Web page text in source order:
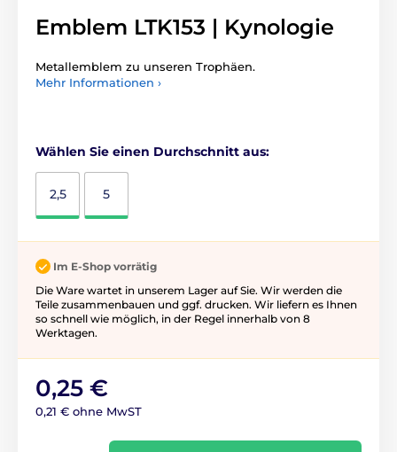
Emblem LTK153 | Kynologie
Metallemblem zu unseren Trophäen.
Mehr Informationen ›
Wählen Sie einen Durchschnitt aus:
2,5 5
Im E-Shop vorrätig
Die Ware wartet in unserem Lager auf Sie. Wir werden die
Teile zusammenbauen und ggf. drucken. Wir liefern es Ihnen
so schnell wie möglich, in der Regel innerhalb von 8
Werktagen.
0,25 €
0,21 € ohne MwST